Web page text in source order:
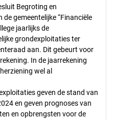
Begroting en
gemeentelijke “Financiële
jaarlijks de
grondexploitaties ter
aan. Dit gebeurt voor
In de jaarrekening
wel al
geven de stand van
en geven prognoses van
en opbrengsten voor de